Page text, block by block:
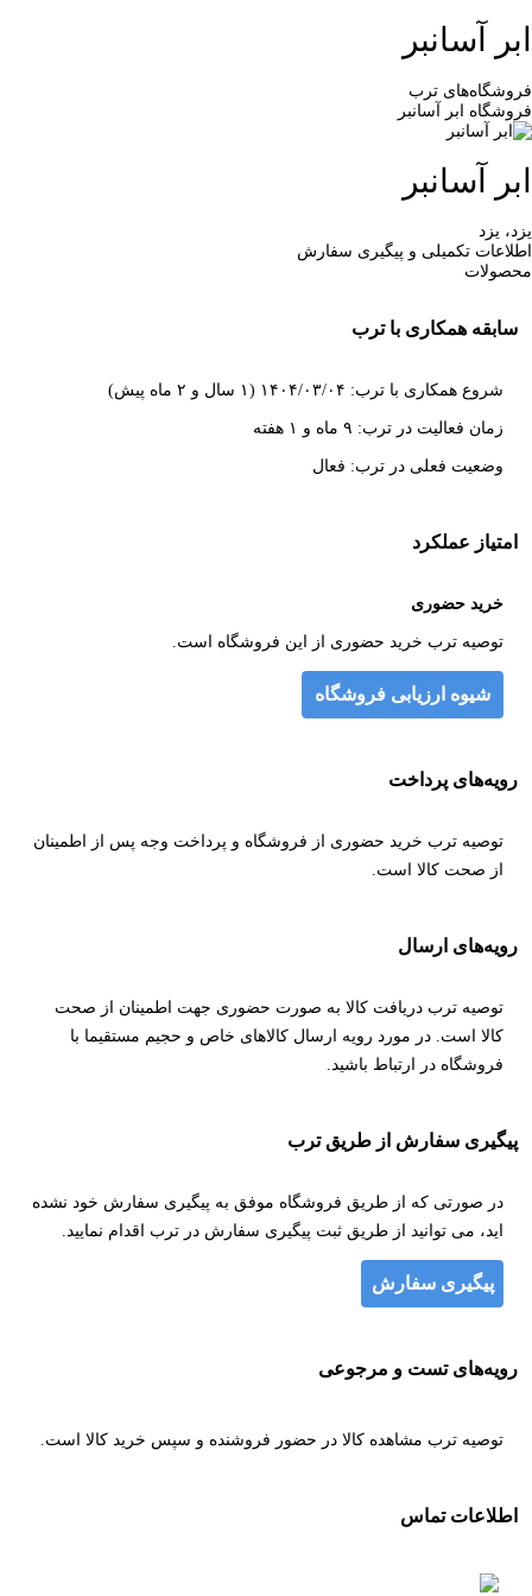
ابر آسانبر
فروشگاه‌های ترب
فروشگاه ابر آسانبر
ابر آسانبر
یزد، یزد
اطلاعات تکمیلی و پیگیری سفارش
محصولات
سابقه همکاری با ترب
شروع همکاری با ترب: ۱۴۰۴/۰۳/۰۴ (۱ سال و ۲ ماه پیش)
زمان فعالیت در ترب: ۹ ماه و ۱ هفته
وضعیت فعلی در ترب: فعال
امتیاز عملکرد
خرید حضوری
توصیه ترب خرید حضوری از این فروشگاه است.
شیوه ارزیابی فروشگاه
رویه‌های پرداخت
توصیه ترب خرید حضوری از فروشگاه و پرداخت وجه پس از اطمینان
از صحت کالا است.
رویه‌های ارسال
توصیه ترب دریافت کالا به صورت حضوری جهت اطمینان از صحت
کالا است. در مورد رویه ارسال کالاهای خاص و حجیم مستقیما با
فروشگاه در ارتباط باشید.
پیگیری سفارش از طریق ترب
در صورتی که از طریق فروشگاه موفق به پیگیری سفارش خود نشده
اید، می توانید از طریق ثبت پیگیری سفارش در ترب اقدام نمایید.
پیگیری سفارش
رویه‌های تست و مرجوعی
توصیه ترب مشاهده کالا در حضور فروشنده و سپس خرید کالا است.
اطلاعات تماس